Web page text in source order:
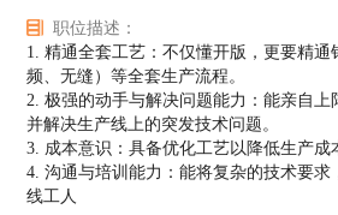
职位描述：
1. 精通全套工艺：不仅懂开版，更要精通
频、无缝）等全套生产流程。
2. 极强的动手与解决问题能力：能亲自上
并解决生产线上的突发技术问题。
3. 成本意识：具备优化工艺以降低生产成
4. 沟通与培训能力：能将复杂的技术要求
线工人